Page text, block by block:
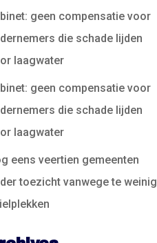
geen compensatie voor
die schade lijden
laagwater
geen compensatie voor
die schade lijden
laagwater
eens veertien gemeenten
toezicht vanwege te weinig